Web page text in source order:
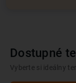
Dostupné
Vyberte si ideálny